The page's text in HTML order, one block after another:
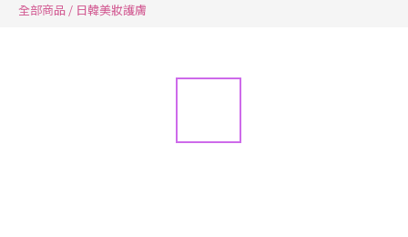
全部商品 / 日韓美妝護膚